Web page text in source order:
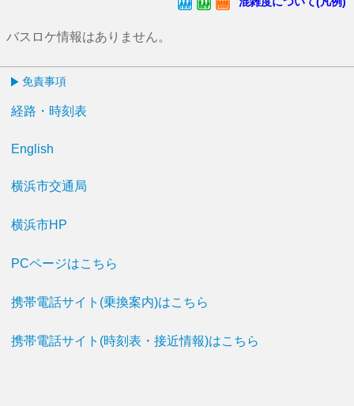
バスロケ情報はありません。
免責事項
経路・時刻表
English
横浜市交通局
横浜市HP
PCページはこちら
携帯電話サイト(乗換案内)はこちら
携帯電話サイト(時刻表・接近情報)はこちら